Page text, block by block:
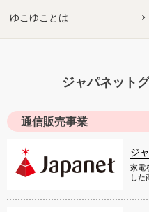
ゆこゆことは
ジャパネット
通信販売事業
ジ
家電
した